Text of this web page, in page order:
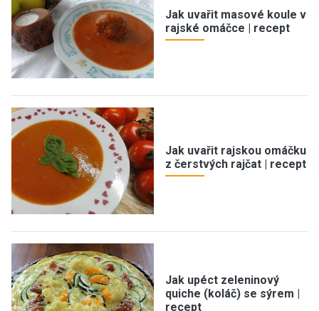
Jak uvařit masové koule v
rajské omáčce | recept
Jak uvařit rajskou omáčku
z čerstvých rajčat | recept
Jak upéct zeleninový
quiche (koláč) se sýrem |
recept